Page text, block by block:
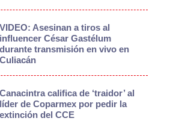
VIDEO: Asesinan a tiros al
influencer César Gastélum
durante transmisión en vivo en
Culiacán
Canacintra califica de ‘traidor’ al
líder de Coparmex por pedir la
extinción del CCE